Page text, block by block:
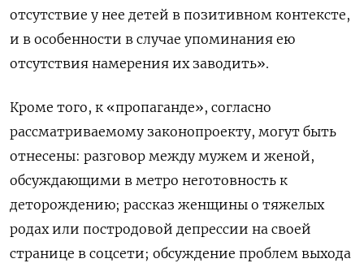
отсутствие у нее детей в позитивном контексте,
и в особенности в случае упоминания ею
отсутствия намерения их заводить».
Кроме того, к «пропаганде», согласно
рассматриваемому законопроекту, могут быть
отнесены: разговор между мужем и женой,
обсуждающими в метро неготовность к
деторождению; рассказ женщины о тяжелых
родах или постродовой депрессии на своей
странице в соцсети; обсуждение проблем выхода